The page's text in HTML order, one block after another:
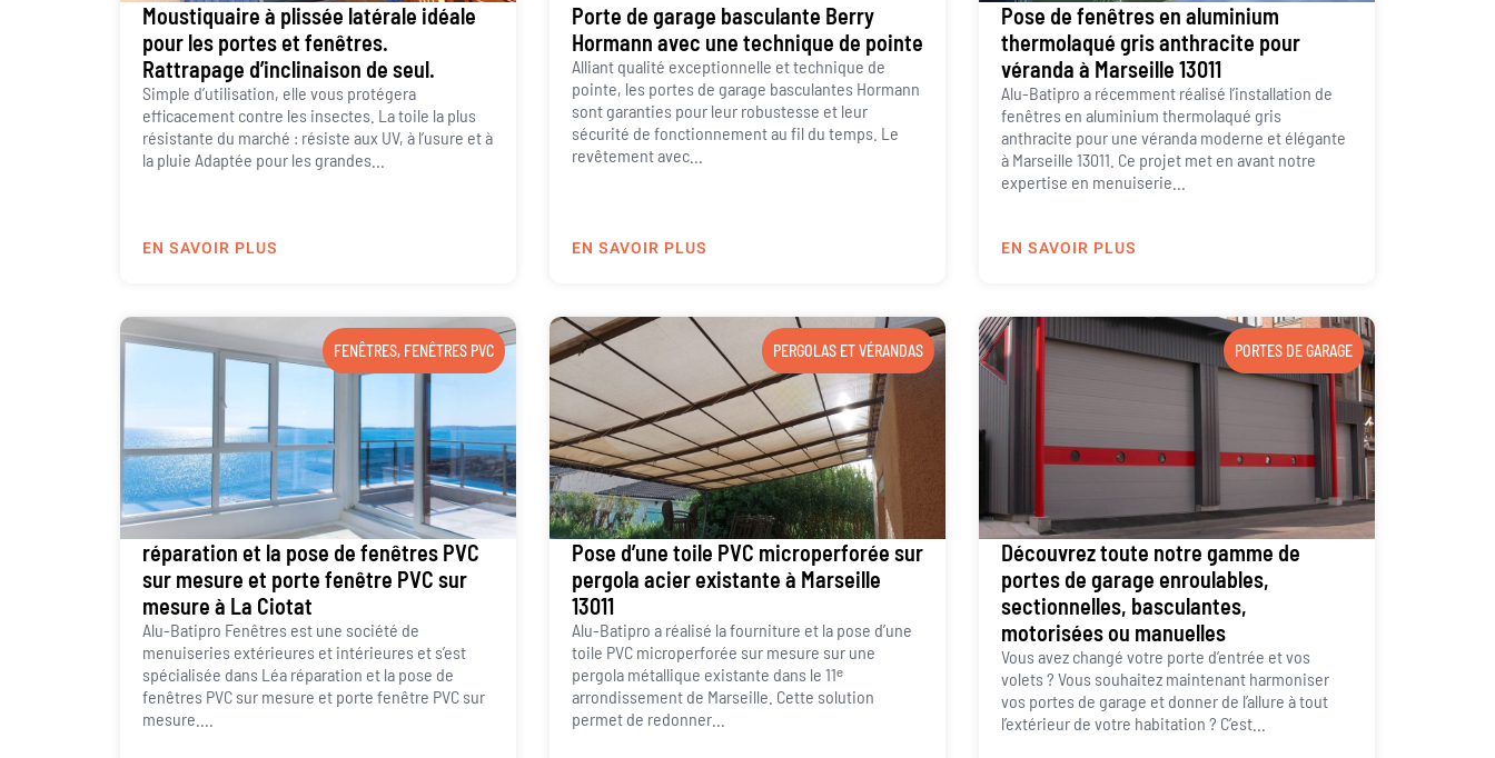
Moustiquaire à plissée latérale idéale
pour les portes et fenêtres.
Rattrapage d’inclinaison de seul.
Simple d’utilisation, elle vous protégera
efficacement contre les insectes. La toile la plus
résistante du marché : résiste aux UV, à l’usure et à
la pluie Adaptée pour les grandes...
EN SAVOIR PLUS
Porte de garage basculante Berry
Hormann avec une technique de pointe
Alliant qualité exceptionnelle et technique de
pointe, les portes de garage basculantes Hormann
sont garanties pour leur robustesse et leur
sécurité de fonctionnement au fil du temps. Le
revêtement avec...
EN SAVOIR PLUS
Pose de fenêtres en aluminium
thermolaqué gris anthracite pour
véranda à Marseille 13011
Alu-Batipro a récemment réalisé l’installation de
fenêtres en aluminium thermolaqué gris
anthracite pour une véranda moderne et élégante
à Marseille 13011. Ce projet met en avant notre
expertise en menuiserie...
EN SAVOIR PLUS
FENÊTRES, FENÊTRES PVC
réparation et la pose de fenêtres PVC
sur mesure et porte fenêtre PVC sur
mesure à La Ciotat
Alu-Batipro Fenêtres est une société de
menuiseries extérieures et intérieures et s’est
spécialisée dans Léa réparation et la pose de
fenêtres PVC sur mesure et porte fenêtre PVC sur
mesure....
PERGOLAS ET VÉRANDAS
Pose d’une toile PVC microperforée sur
pergola acier existante à Marseille
13011
Alu-Batipro a réalisé la fourniture et la pose d’une
toile PVC microperforée sur mesure sur une
pergola métallique existante dans le 11ᵉ
arrondissement de Marseille. Cette solution
permet de redonner...
PORTES DE GARAGE
Découvrez toute notre gamme de
portes de garage enroulables,
sectionnelles, basculantes,
motorisées ou manuelles
Vous avez changé votre porte d’entrée et vos
volets ? Vous souhaitez maintenant harmoniser
vos portes de garage et donner de l’allure à tout
l’extérieur de votre habitation ? C’est...